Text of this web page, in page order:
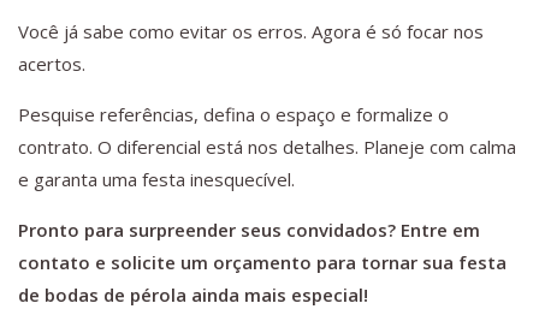
Você já sabe como evitar os erros. Agora é só focar nos
acertos.
Pesquise referências, defina o espaço e formalize o
contrato. O diferencial está nos detalhes. Planeje com calma
e garanta uma festa inesquecível.
Pronto para surpreender seus convidados? Entre em
contato e solicite um orçamento para tornar sua festa
de bodas de pérola ainda mais especial!